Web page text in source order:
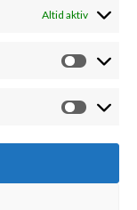
Altid aktiv